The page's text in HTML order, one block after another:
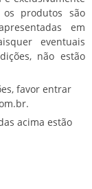
produtos são
em
eventuais
não estão
favor entrar
acima estão